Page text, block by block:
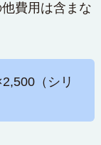
費用は含まな
（シリ